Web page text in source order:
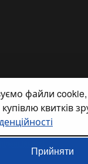
ООО «Инновэйтив
квитків на автобус
BiletyPlus не
що здійснюються на
залежно від
означає прийняття
файли
квитків
Прийняти